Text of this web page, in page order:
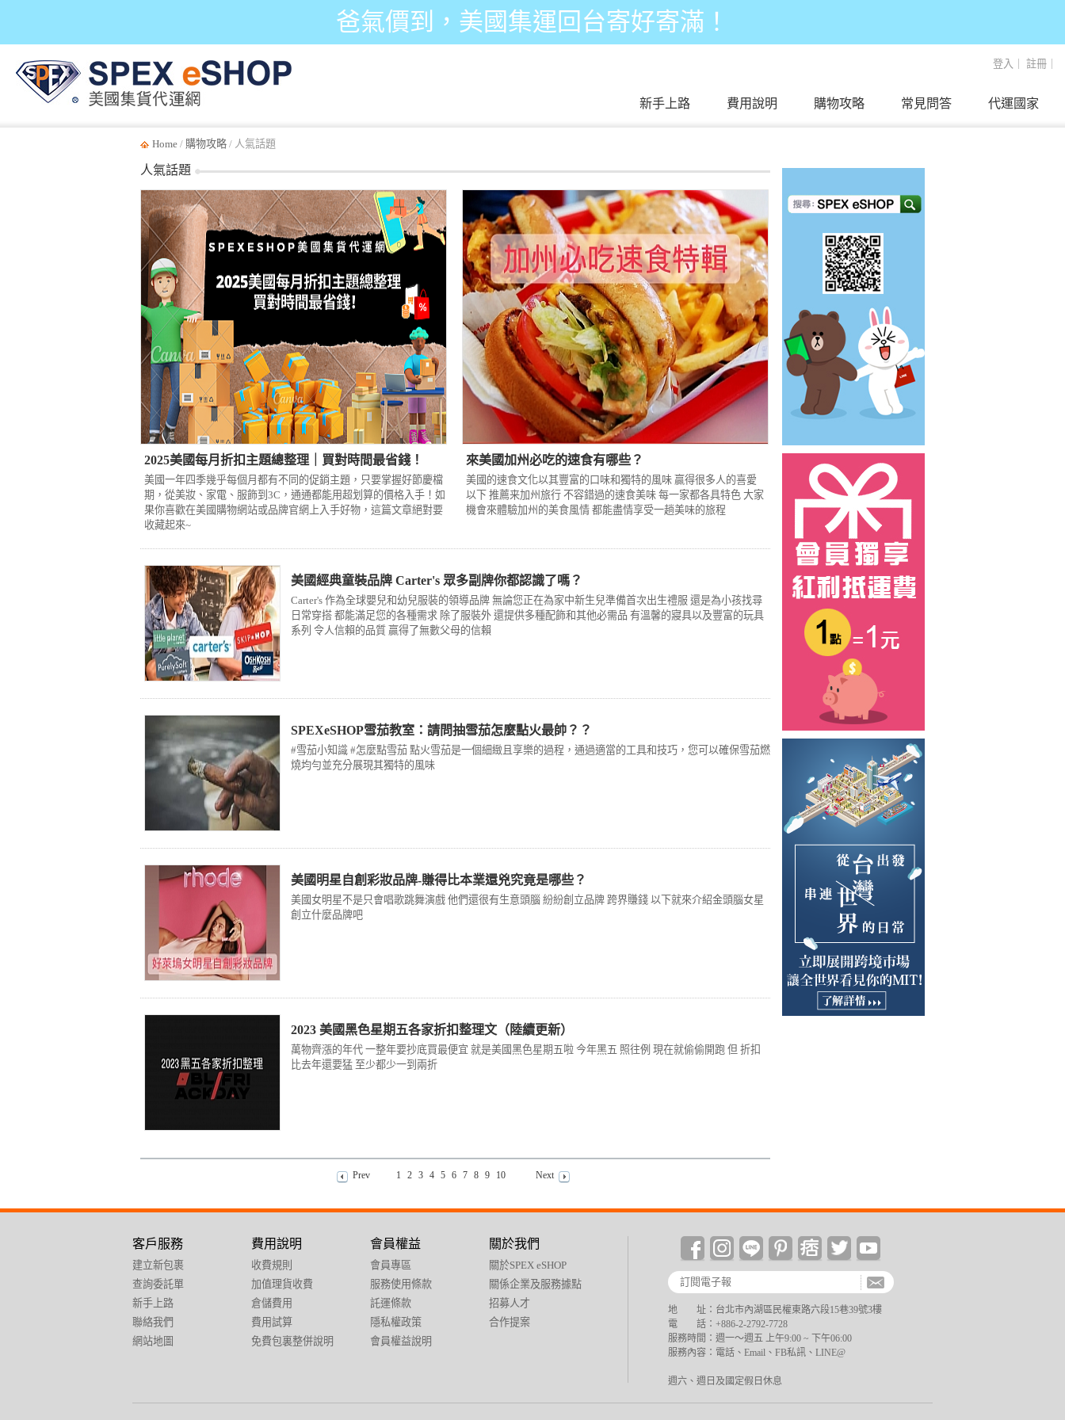
爸氣價到，美國集運回台寄好寄滿！
登入 註冊
代運國家
常見問答
購物攻略
費用說明
新手上路
Home / 購物攻略 / 人氣話題
人氣話題
2025美國每月折扣主題總整理｜買對時間最省錢！
美國一年四季幾乎每個月都有不同的促銷主題，只要掌握好節慶檔
期，從美妝、家電、服飾到3C，通通都能用超划算的價格入手！如
果你喜歡在美國購物網站或品牌官網上入手好物，這篇文章絕對要
收藏起來~
來美國加州必吃的速食有哪些？
美國的速食文化以其豐富的口味和獨特的風味 贏得很多人的喜愛
以下 推薦来加州旅行 不容錯過的速食美味 每一家都各具特色 大家
機會來體驗加州的美食風情 都能盡情享受一趟美味的旅程
美國經典童裝品牌 Carter's 眾多副牌你都認識了嗎？
Carter's 作為全球嬰兒和幼兒服裝的領導品牌 無論您正在為家中新生兒準備首次出生禮服 還是為小孩找尋
日常穿搭 都能滿足您的各種需求 除了服裝外 還提供多種配飾和其他必需品 有溫馨的寢具以及豐富的玩具
系列 令人信賴的品質 贏得了無數父母的信賴
SPEXeSHOP雪茄教室：請問抽雪茄怎麼點火最帥？？
#雪茄小知識 #怎麼點雪茄 點火雪茄是一個細緻且享樂的過程，通過適當的工具和技巧，您可以確保雪茄燃
燒均勻並充分展現其獨特的風味
美國明星自創彩妝品牌-賺得比本業還兇究竟是哪些？
美國女明星不是只會唱歌跳舞演戲 他們還很有生意頭腦 紛紛創立品牌 跨界賺錢 以下就來介紹金頭腦女星
創立什麼品牌吧
2023 美國黑色星期五各家折扣整理文（陸續更新）
萬物齊漲的年代 一整年要抄底買最便宜 就是美國黑色星期五啦 今年黑五 照往例 現在就偷偷開跑 但 折扣
比去年還要猛 至少都少一到兩折
Prev 1 2 3 4 5 6 7 8 9 10 Next
客戶服務
建立新包裹
查詢委託單
新手上路
聯絡我們
網站地圖
費用說明
收費規則
加值理貨收費
倉儲費用
費用試算
免費包裏整併說明
會員權益
會員專區
服務使用條款
託運條款
隱私權政策
會員權益說明
關於我們
關於SPEX eSHOP
關係企業及服務據點
招募人才
合作提案
地 址：台北市內湖區民權東路六段15巷39號3樓
電 話：+886-2-2792-7728
服務時間：週一～週五 上午9:00 ~ 下午06:00
服務內容：電話、Email、FB私訊、LINE@
週六、週日及國定假日休息